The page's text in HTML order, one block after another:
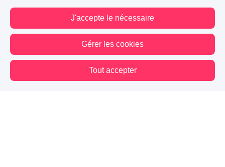
J'accepte le nécessaire
Gérer les cookies
Tout accepter